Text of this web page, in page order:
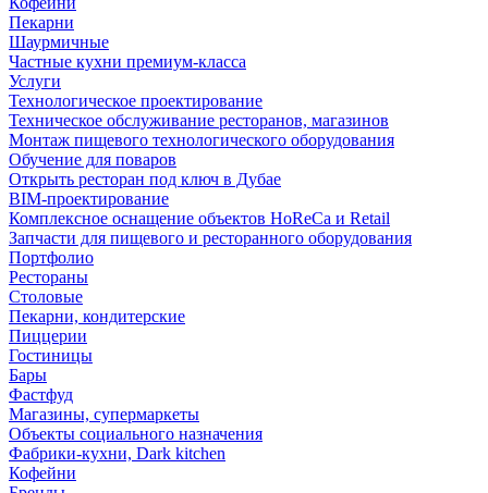
Пекарни
Шаурмичные
Частные кухни премиум-класса
Услуги
Технологическое проектирование
Техническое обслуживание ресторанов, магазинов
Монтаж пищевого технологического оборудования
Обучение для поваров
Открыть ресторан под ключ в Дубае
BIM-проектирование
Комплексное оснащение объектов HoReCa и Retail
Запчасти для пищевого и ресторанного оборудования
Портфолио
Рестораны
Столовые
Пекарни, кондитерские
Пиццерии
Гостиницы
Бары
Фастфуд
Магазины, супермаркеты
Объекты социального назначения
Фабрики-кухни, Dark kitchen
Кофейни